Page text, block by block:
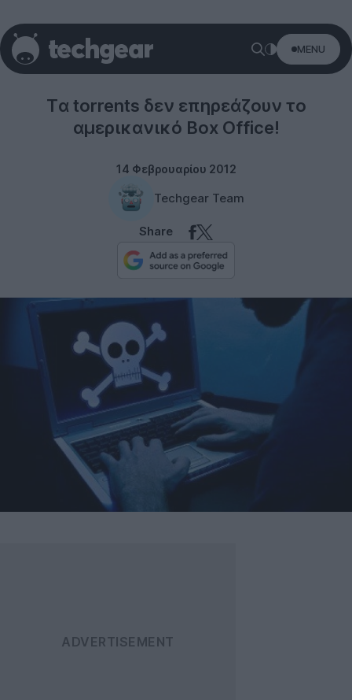
MENU
Tα torrents δεν επηρεάζουν το
αμερικανικό Box Office!
14 Φεβρουαρίου 2012
Techgear Team
Share